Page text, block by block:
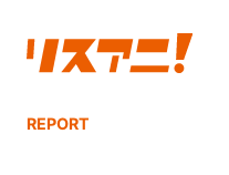
REPORT